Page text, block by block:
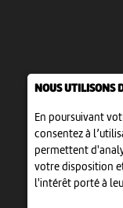
NOUS UTILISONS
En poursuivant
consentez à
permettent
votre disposition
l'intérêt porté à